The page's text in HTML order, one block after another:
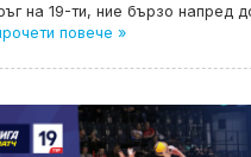
на 19-ти, ние бързо напред
повече »